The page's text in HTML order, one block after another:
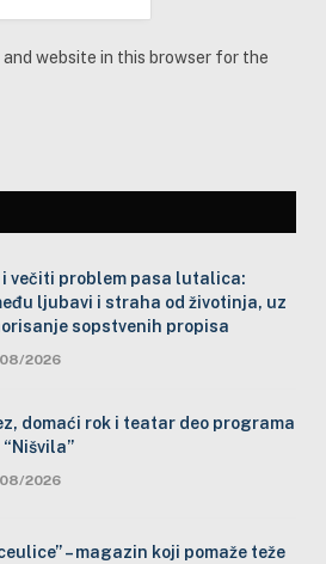
and website in this browser for the
i večiti problem pasa lutalica:
ljubavi i straha od životinja, uz
sopstvenih propisa
2026
domaći rok i teatar deo programa
“Nišvila”
2026
– magazin koji pomaže teže